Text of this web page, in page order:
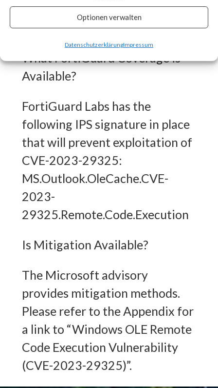
Optionen verwalten
DatenschutzerklärungImpressum
of regular Microsoft Patch
Tuesday on May 9th, 2023.
What FortiGuard Coverage is
Available?
FortiGuard Labs has the
following IPS signature in place
that will prevent exploitation of
CVE-2023-29325:
MS.Outlook.OleCache.CVE-
2023-
29325.Remote.Code.Execution
Is Mitigation Available?
The Microsoft advisory
provides mitigation methods.
Please refer to the Appendix for
a link to “Windows OLE Remote
Code Execution Vulnerability
(CVE-2023-29325)”.